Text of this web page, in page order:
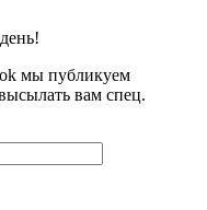
мы публикуем
вам спец.